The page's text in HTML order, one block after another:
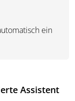
ein
Assistent